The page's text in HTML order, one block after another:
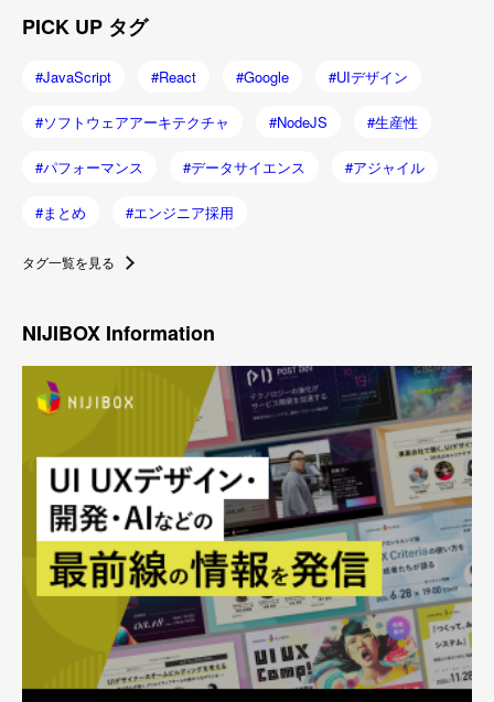
PICK UP タグ
JavaScript React Google UIデザイン
ソフトウェアアーキテクチャ NodeJS 生産性
パフォーマンス データサイエンス アジャイル
まとめ エンジニア採用
タグ一覧を見る
NIJIBOX Information